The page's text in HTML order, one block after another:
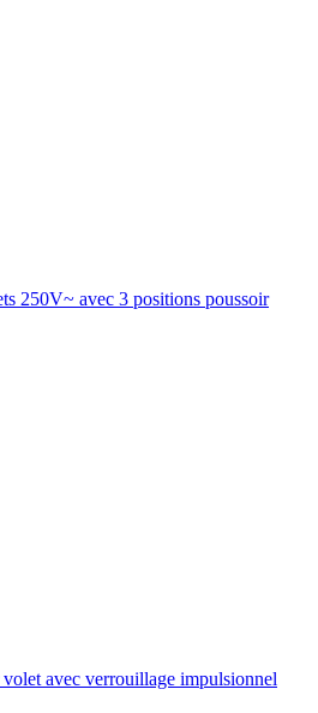
250V~ avec 3 positions poussoir
avec verrouillage impulsionnel